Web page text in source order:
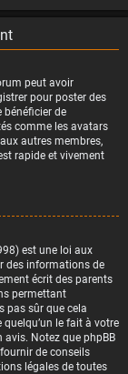
peut avoir
pour poster des
bénéficier de
comme les avatars
autres membres,
rapide et vivement
est une loi aux
des informations de
écrit des parents
permettant
pas sûr que cela
le fait à votre
Notez que phpBB
de conseils
légales de toutes